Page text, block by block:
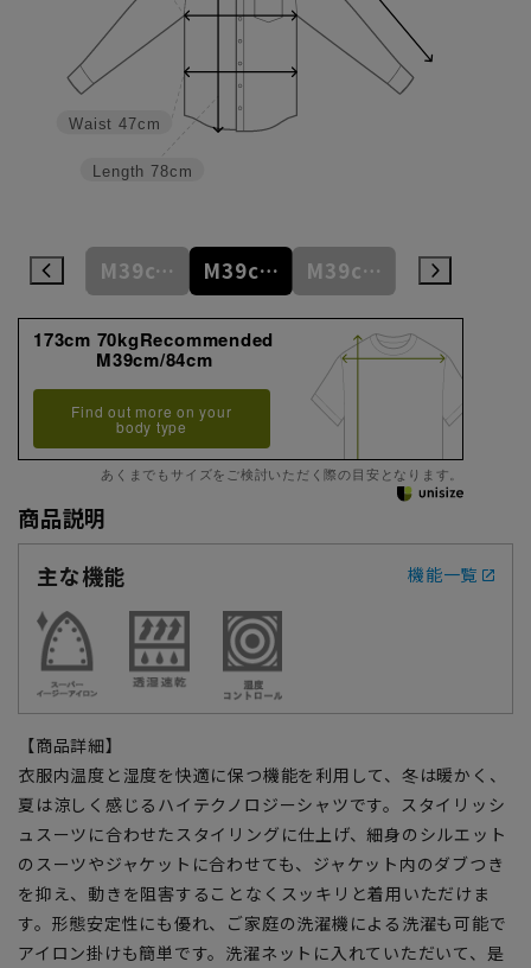
Length 78cm
Waist 47cm
M39cm/82cm M39cm/84cm M39cm/86cm
173cm 70kgRecommended
M39cm/84cm
Find out more on your
body type
あくまでもサイズをご検討いただく際の目安となります。
商品説明
主な機能
機能一覧
【商品詳細】
衣服内温度と湿度を快適に保つ機能を利用して、冬は暖かく、
夏は涼しく感じるハイテクノロジーシャツです。スタイリッシ
ュスーツに合わせたスタイリングに仕上げ、細身のシルエット
のスーツやジャケットに合わせても、ジャケット内のダブつき
を抑え、動きを阻害することなくスッキリと着用いただけま
す。形態安定性にも優れ、ご家庭の洗濯機による洗濯も可能で
アイロン掛けも簡単です。洗濯ネットに入れていただいて、是